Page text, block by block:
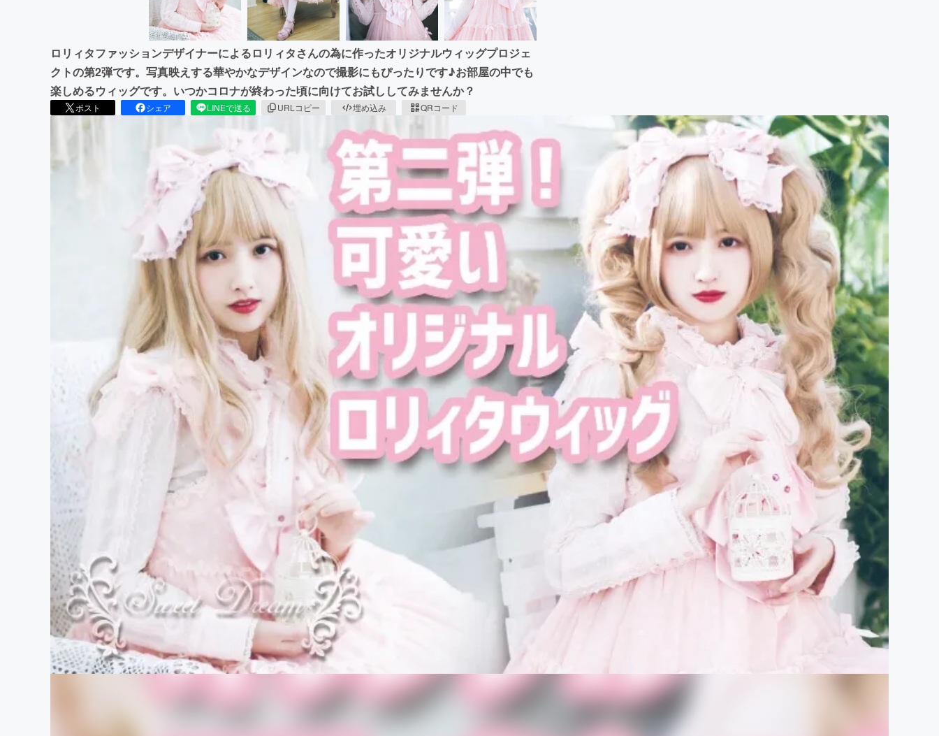
ロリィタファッションデザイナーによるロリィタさんの為に作ったオリジナルウィッグプロジェ
クトの第2弾です。写真映えする華やかなデザインなので撮影にもぴったりです♪お部屋の中でも
楽しめるウィッグです。いつかコロナが終わった頃に向けてお試ししてみませんか？
ポスト シェア LINEで送る URLコピー 埋め込み QRコード